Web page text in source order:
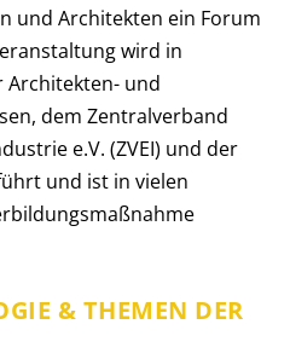
und Architekten ein Forum
wird in
und
dem Zentralverband
e.V. (ZVEI) und der
und ist in vielen
& THEMEN DER